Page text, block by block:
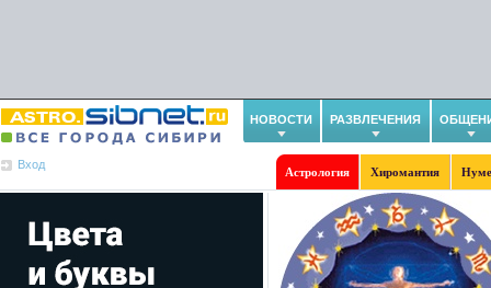
НОВОСТИ РАЗВЛЕЧЕНИЯ
Вход
Астрология Хиромантия